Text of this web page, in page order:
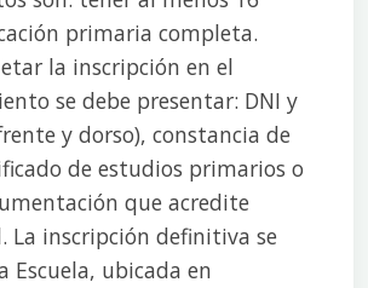
primaria completa.
la inscripción en el
se debe presentar: DNI y
y dorso), constancia de
de estudios primarios o
que acredite
La inscripción definitiva se
Escuela, ubicada en